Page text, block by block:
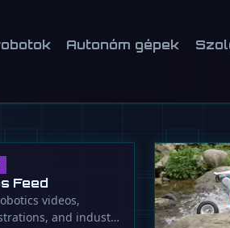
Autonóm gépek
új Noetra terve egy pragmatikus
válság ellen.
Feed
videos,
and industry